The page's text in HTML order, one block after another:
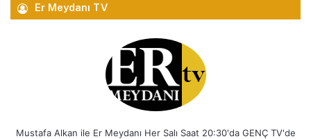
Er Meydanı TV
Mustafa Alkan ile Er Meydanı Her Salı Saat 20:30'da GENÇ TV'de